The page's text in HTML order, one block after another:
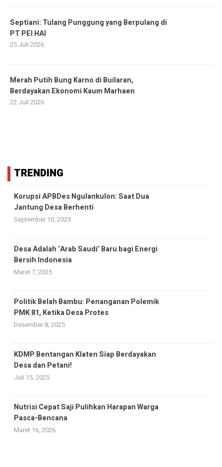
Septiani: Tulang Punggung yang Berpulang di
PT PEI HAI
25 Juli 2026
Merah Putih Bung Karno di Builaran,
Berdayakan Ekonomi Kaum Marhaen
22 Juli 2026
TRENDING
Korupsi APBDes Ngulankulon: Saat Dua
Jantung Desa Berhenti
September 10, 2023
Desa Adalah ‘Arab Saudi’ Baru bagi Energi
Bersih Indonesia
Maret 7, 2025
Politik Belah Bambu: Penanganan Polemik
PMK 81, Ketika Desa Protes
Desember 8, 2025
KDMP Bentangan Klaten Siap Berdayakan
Desa dan Petani!
Juli 15, 2025
Nutrisi Cepat Saji Pulihkan Harapan Warga
Pasca-Bencana
Maret 16, 2026